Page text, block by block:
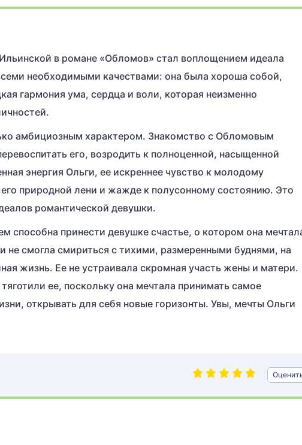
в романе «Обломов» стал воплощением идеала
необходимыми качествами: она была хороша собой,
гармония ума, сердца и воли, которая неизменно
амбициозным характером. Знакомство с Обломовым
его, возродить к полноценной, насыщенной
энергия Ольги, ее искреннее чувство к молодому
природной лени и жажде к полусонному состоянию. Это
романтической девушки.
способна принести девушке счастье, о котором она
не смогла смириться с тихими, размеренными буднями, на
жизнь. Ее не устраивала скромная участь жены и матери.
ее, поскольку она мечтала принимать самое
открывать для себя новые горизонты. Увы, мечты Ольги